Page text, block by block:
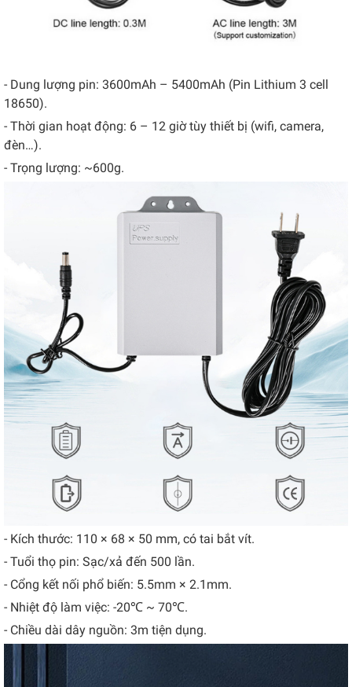
- Dung lượng pin: 3600mAh – 5400mAh (Pin Lithium 3 cell
18650).
- Thời gian hoạt động: 6 – 12 giờ tùy thiết bị (wifi, camera,
đèn…).
- Trọng lượng: ~600g.
- Kích thước: 110 × 68 × 50 mm, có tai bắt vít.
- Tuổi thọ pin: Sạc/xả đến 500 lần.
- Cổng kết nối phổ biến: 5.5mm × 2.1mm.
- Nhiệt độ làm việc: -20℃ ~ 70℃.
- Chiều dài dây nguồn: 3m tiện dụng.